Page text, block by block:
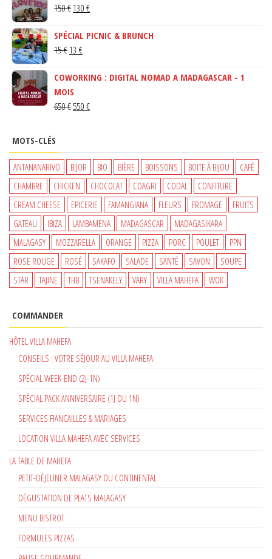
150€ LE
INITIAL
ÉTAIT :
130 €LE
ACTUEL
SPÉCIAL PICNIC & BRUNCH
15€ LE
INITIAL
ÉTAIT :
15 €.
13 €LE
ACTUEL
13 €.
COWORKING : DIGITAL NOMAD A MADAGASCAR - 1
MOIS
650€ LE
650 €.
550 €LE
550 €.
MOTS-CLÉS
ANTANANARIVO BIJOR BIO BIÈRE BOISSONS BOITE À BIJOU
CAFÉ
CHAMBRE
CHICKEN CHOCOLAT COAGRI CODAL
CONFITURE
CREAM CHEESE
EPICERIE FAMANGIANA FLEURS FROMAGE
FRUITS
GATEAU
IBIZA LAMBAMENA MADAGASCAR
MADAGASIKARA
MALAGASY
MOZZARELLA ORANGE PIZZA PORC POULET
PPN
ROSE ROUGE
ROSÉ SAKAFO SALADE SANTÉ SAVON
SOUPE
STAR
TAJINE THB TSENAKELY VARY VILLA MAHEFA WOK
COMMANDER
HÔTEL VILLA MAHEFA
CONSEILS : VOTRE SÉJOUR AU VILLA MAHEFA
SPÉCIAL WEEK-END (2J-1N)
SPÉCIAL PACK ANNIVERSAIRE (1J OU 1N)
SERVICES FIANCAILLES & MARIAGES
LOCATION VILLA MAHEFA AVEC SERVICES
LA TABLE DE MAHEFA
PETIT-DÉJEUNER MALAGASY OU CONTINENTAL
DÉGUSTATION DE PLATS MALAGASY
MENU BISTROT
FORMULES PIZZAS